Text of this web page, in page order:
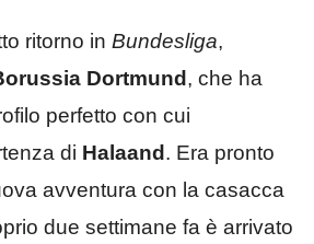
ritorno in Bundesliga,
Dortmund, che ha
perfetto con cui
di Halaand. Era pronto
avventura con la casacca
due settimane fa è arrivato